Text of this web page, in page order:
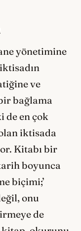
yönetimine
ve
bağlama
de en çok
iktisada
Kitabı bir
boyunca
biçimi;’
onu
de